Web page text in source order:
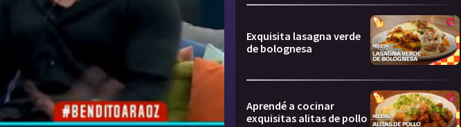
Exquisita lasagna verde
de bolognesa
Aprendé a cocinar
exquisitas alitas de pollo